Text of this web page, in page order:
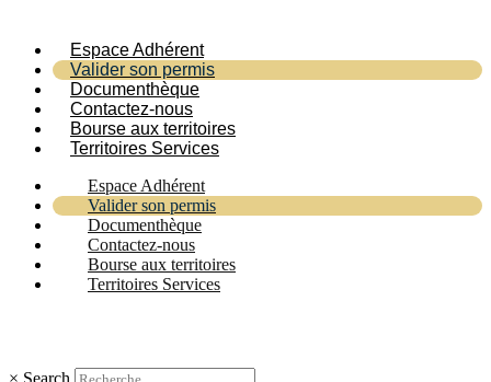
Espace Adhérent
Valider son permis
Documenthèque
Contactez-nous
Bourse aux territoires
Territoires Services
Espace Adhérent
Valider son permis
Documenthèque
Contactez-nous
Bourse aux territoires
Territoires Services